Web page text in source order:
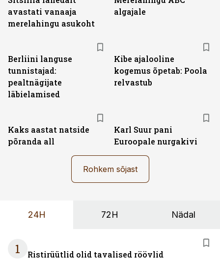
avastati vanaaja
merelahingu asukoht
algajale
Berliini languse
tunnistajad:
pealtnägijate
läbielamised
Kibe ajalooline
kogemus õpetab: Poola
relvastub
Kaks aastat natside
põranda all
Karl Suur pani
Euroopale nurgakivi
Rohkem sõjast
24H 72H Nädal
1 Ristirüütlid olid tavalised röövlid